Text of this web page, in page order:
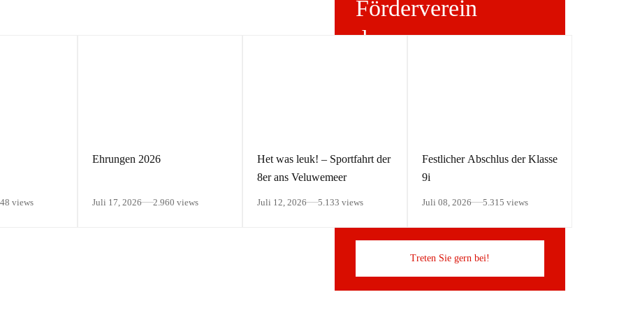
views
Ehrungen 2026
Juli 17, 2026 2.960 views
Het was leuk! – Sportfahrt der
8er ans Veluwemeer
Juli 12, 2026 5.133 views
Festlicher Abschlus der Klasse
9i
Juli 08, 2026 5.315 views
Förderverein
des
Treten Sie gern bei!